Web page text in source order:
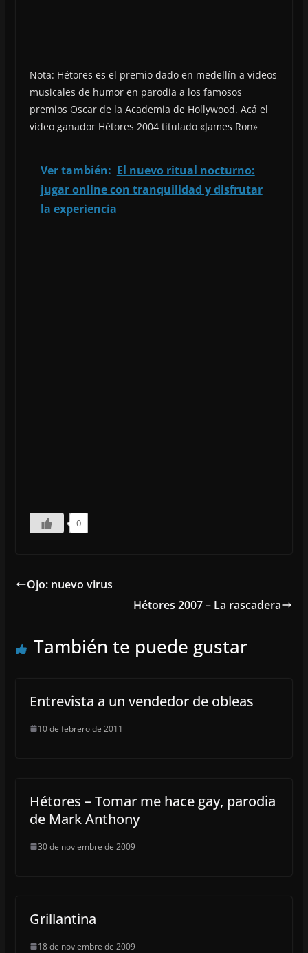
Nota: Hétores es el premio dado en medellín a videos
musicales de humor en parodia a los famosos
premios Oscar de la Academia de Hollywood. Acá el
video ganador Hétores 2004 titulado «James Ron»
Ver también: El nuevo ritual nocturno:
jugar online con tranquilidad y disfrutar
la experiencia
0
Ojo: nuevo virus
Hétores 2007 – La rascadera
También te puede gustar
Entrevista a un vendedor de obleas
10 de febrero de 2011
Hétores – Tomar me hace gay, parodia
de Mark Anthony
30 de noviembre de 2009
Grillantina
18 de noviembre de 2009